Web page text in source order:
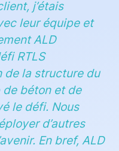
j’étais
leur équipe et
ALD
RTLS
de la structure du
béton et de
le défi. Nous
d’autres
En bref, ALD